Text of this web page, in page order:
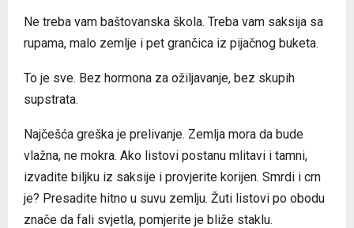
Ne treba vam baštovanska škola. Treba vam saksija sa
rupama, malo zemlje i pet grančica iz pijačnog buketa.
To je sve. Bez hormona za ožiljavanje, bez skupih
supstrata.
Najčešća greška je prelivanje. Zemlja mora da bude
vlažna, ne mokra. Ako listovi postanu mlitavi i tamni,
izvadite biljku iz saksije i provjerite korijen. Smrdi i crn
je? Presadite hitno u suvu zemlju. Žuti listovi po obodu
znače da fali svjetla, pomjerite je bliže staklu.